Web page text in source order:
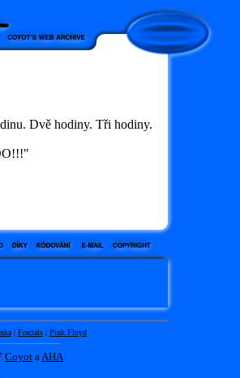
Dvě hodiny. Tři hodiny.
| Fractals| Pink Floyd
Coyot aAHA